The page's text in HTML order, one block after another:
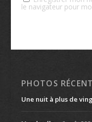
le navigateur pour
PHOTOS
Une nuit à plus de